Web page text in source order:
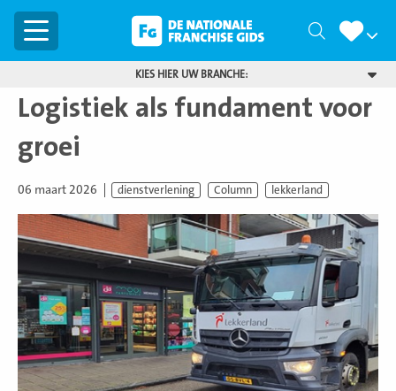
Menu Zoeken
KIES HIER UW BRANCHE:
Logistiek als fundament voor
groei
06 maart 2026 dienstverlening Column lekkerland